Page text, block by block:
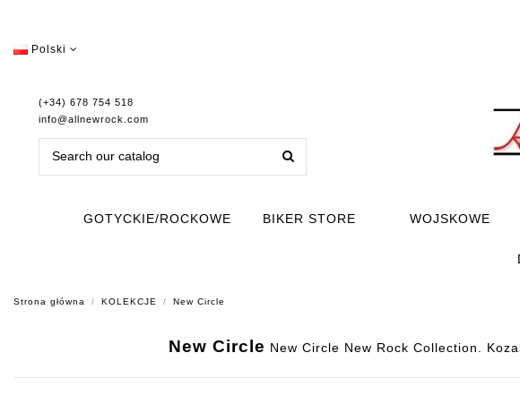
Polski
(+34) 678 754 518
info@allnewrock.com
GOTYCKIE/ROCKOWE BIKER STORE WOJSKOWE
Strona główna KOLEKCJE New Circle
New Circle New Circle New Rock Collection.